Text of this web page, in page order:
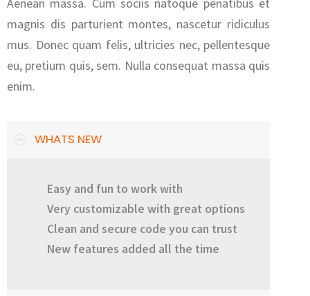
magnis dis parturient montes, nascetur ridiculus
mus. Donec quam felis, ultricies nec, pellentesque
eu, pretium quis, sem. Nulla consequat massa quis
enim.
WHATS NEW
Easy and fun to work with
Very customizable with great options
Clean and secure code you can trust
New features added all the time